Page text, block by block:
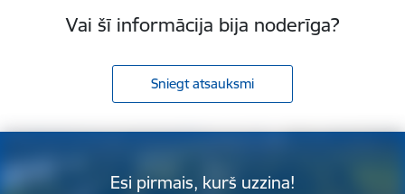
Vai šī informācija bija noderīga?
Sniegt atsauksmi
Esi pirmais, kurš uzzina!